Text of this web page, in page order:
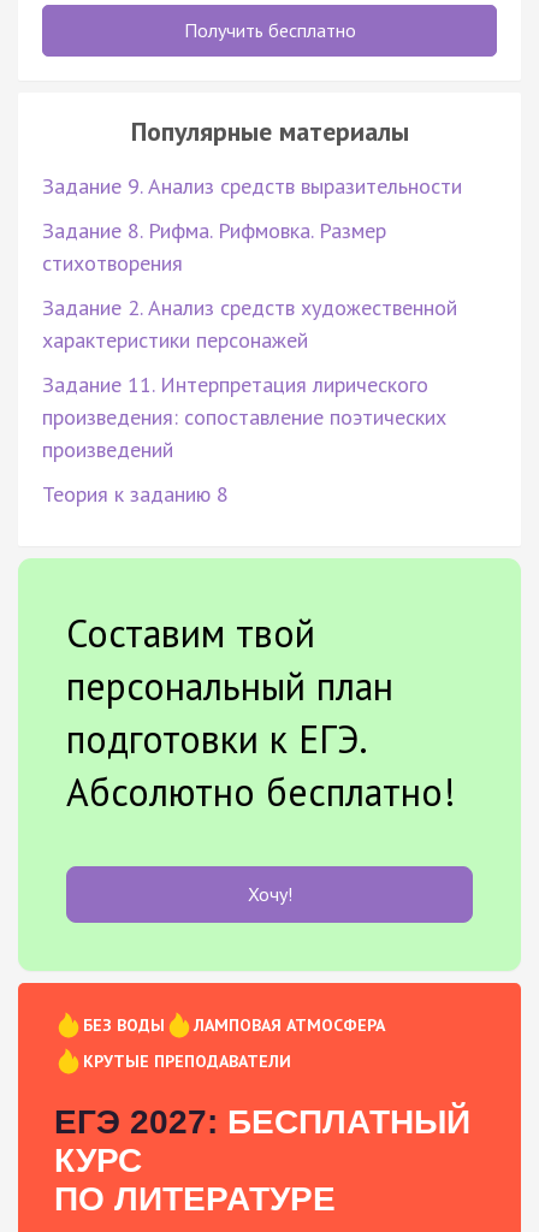
Получить бесплатно
Популярные материалы
Задание 9. Анализ средств выразительности
Задание 8. Рифма. Рифмовка. Размер
стихотворения
Задание 2. Анализ средств художественной
характеристики персонажей
Задание 11. Интерпретация лирического
произведения: сопоставление поэтических
произведений
Теория к заданию 8
Составим твой
персональный план
подготовки к ЕГЭ.
Абсолютно бесплатно!
Хочу!
БЕЗ ВОДЫ
ЛАМПОВАЯ АТМОСФЕРА
КРУТЫЕ ПРЕПОДАВАТЕЛИ
ЕГЭ 2027: БЕСПЛАТНЫЙ
КУРС
ПО ЛИТЕРАТУРЕ